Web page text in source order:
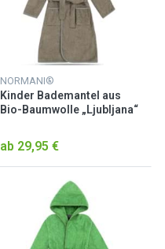
NORMANI®
Kinder Bademantel aus
Bio-Baumwolle „Ljubljana“
ab 29,95 €